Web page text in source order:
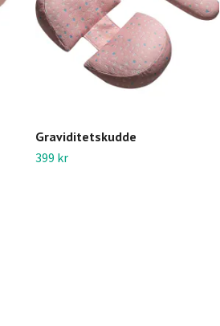
Graviditetskudde
399 kr